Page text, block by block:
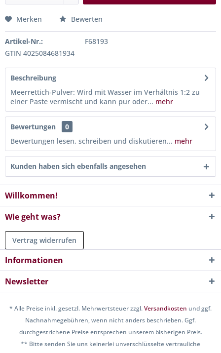
Merken Bewerten
Artikel-Nr.:
F68193
GTIN 4025084681934
Beschreibung
Meerrettich-Pulver: Wird mit Wasser im Verhältnis 1:2 zu
einer Paste vermischt und kann pur oder... mehr
Bewertungen
0
Bewertungen lesen, schreiben und diskutieren... mehr
Kunden haben sich ebenfalls angesehen
Willkommen!
Wie geht was?
Vertrag widerrufen
Informationen
Newsletter
* Alle Preise inkl. gesetzl. Mehrwertsteuer zzgl.Versandkosten und ggf.
Nachnahmegebühren, wenn nicht anders beschrieben. Ggf.
durchgestrichene Preise entsprechen unserem bisherigen Preis.
** Bitte senden Sie uns keinerlei unverschlüsselte vertrauliche